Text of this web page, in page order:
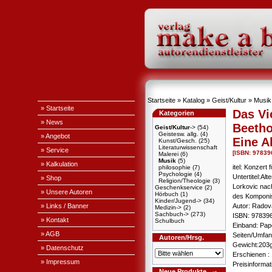
» Startseite
» News
» Angebot
» Service
» Kalkulation
» Shop
» Unsere Autoren
» Links / Banner
» Kontakt
» AGB
» Datenschutz
» Impressum
Startseite » Katalog » Geist/Kultur » Musik
Kategorien
Geist/Kultur-> (54)
Geistesw. allg.
(4)
Kunst/Gesch.
(25)
Literaturwissenschaft
Malerei (6)
Musik (5)
philosophie (7)
Psychologie (4)
Religion/Theologie (3)
Geschenkservice (2)
Hörbuch (1)
Kinder/Jugend-> (34)
Medizin-> (2)
Sachbuch-> (273)
Schulbuch
Autoren/Hrsg.
Das
Eine
[ISBN:
itel: Konzert
Lorkovic
des
Autor:
ISBN:
Einband:
Seiten/
Erschienen :